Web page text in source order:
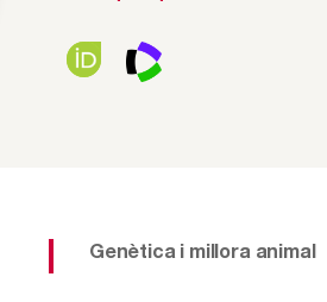
Genètica i millora animal